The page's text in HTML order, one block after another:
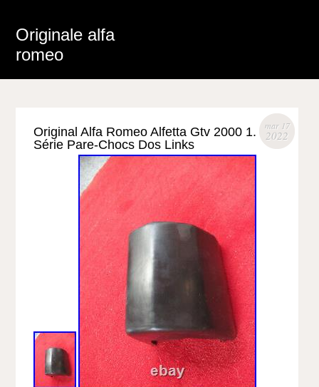
Originale alfa
romeo
mar 17
2022
Original Alfa Romeo Alfetta Gtv 2000 1.
Série Pare-Chocs Dos Links